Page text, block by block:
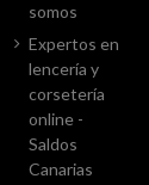
somos
Expertos en
lencería y
corsetería
online -
Saldos
Canarias